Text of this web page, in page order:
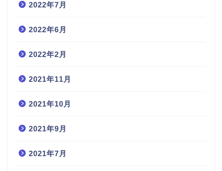
2022年7月
2022年6月
2022年2月
2021年11月
2021年10月
2021年9月
2021年7月